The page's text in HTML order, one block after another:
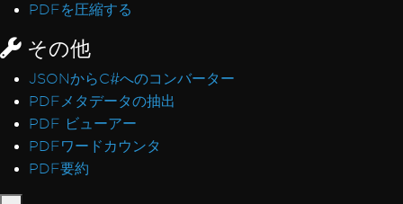
PDFを圧縮する
その他
JSONからC#へのコンバーター
PDFメタデータの抽出
PDF ビューアー
PDFワードカウンタ
PDF要約